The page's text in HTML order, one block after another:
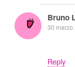
Bruno
30 marzo
Reply